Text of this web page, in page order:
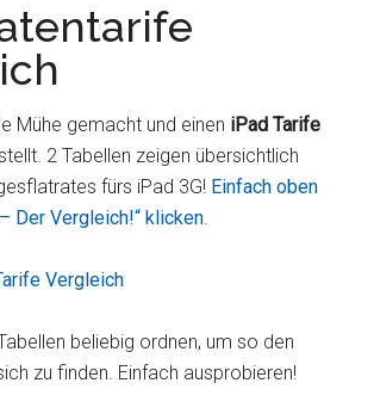
Mühe gemacht und einen iPad Tarife
2 Tabellen zeigen übersichtlich
fürs iPad 3G! Einfach oben
Der Vergleich!“ klicken.
Vergleich
beliebig ordnen, um so den
zu finden. Einfach ausprobieren!